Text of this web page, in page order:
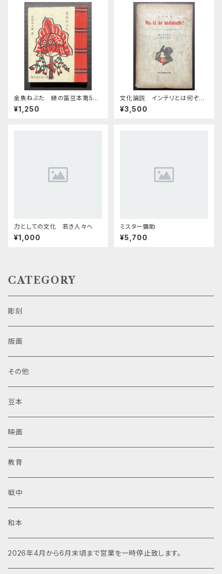
金魚ねぶた 緑の笛豆本第56
期第224集
¥1,250
文化論説 インテリとは何ぞ
や？
¥3,500
力としての文化 若き人々へ
¥1,000
ミスター彌助
¥5,700
CATEGORY
彫刻
版画
その他
豆本
映画
教育
戦中
和本
2026年4月から6月末頃まで営業を一時停止致します。